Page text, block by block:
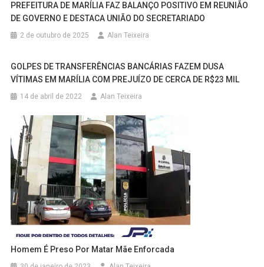
PREFEITURA DE MARÍLIA FAZ BALANÇO POSITIVO EM REUNIÃO
DE GOVERNO E DESTACA UNIÃO DO SECRETARIADO
2 de outubro de 2025 Alan Teixeira
GOLPES DE TRANSFERÊNCIAS BANCÁRIAS FAZEM DUSA
VÍTIMAS EM MARÍLIA COM PREJUÍZO DE CERCA DE R$23 MIL
14 de abril de 2022 Alan Teixeira
Homem É Preso Por Matar Mãe Enforcada